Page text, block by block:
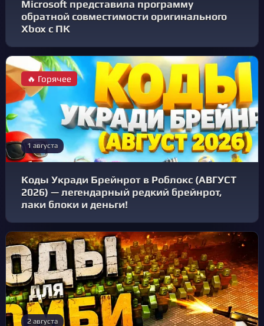
Microsoft представила программу
обратной совместимости оригинального
Xbox с ПК
🔥 Горячее
1 августа
Коды Укради Брейнрот в Роблокс (АВГУСТ
2026) — легендарный редкий брейнрот,
лаки блоки и деньги!
2 августа